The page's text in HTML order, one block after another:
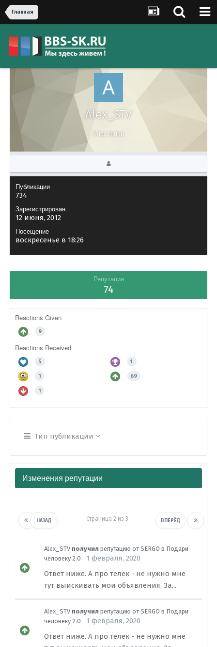
Главная
Alex_STV
Участники
Публикации
734
Зарегистрирован
12 июня, 2012
Посещение
воскресенье в 18:26
Репутация
74
Reactions Given
9
Reactions Received
5 1
1 69
1
Тип публикации
Изменения репутации
НАЗАД ВПЕРЁД
Страница 2 из 3
Alex_STV получил репутацию отSERGO в Подари
человеку 2.0
1 февраля, 2020
Ответ ниже. А про телек - не нужно мне
тут выискивать мои объявления. За...
Alex_STV получил репутацию отSERGO в Подари
человеку 2.0
1 февраля, 2020
Ответ ниже. А про телек - не нужно мне